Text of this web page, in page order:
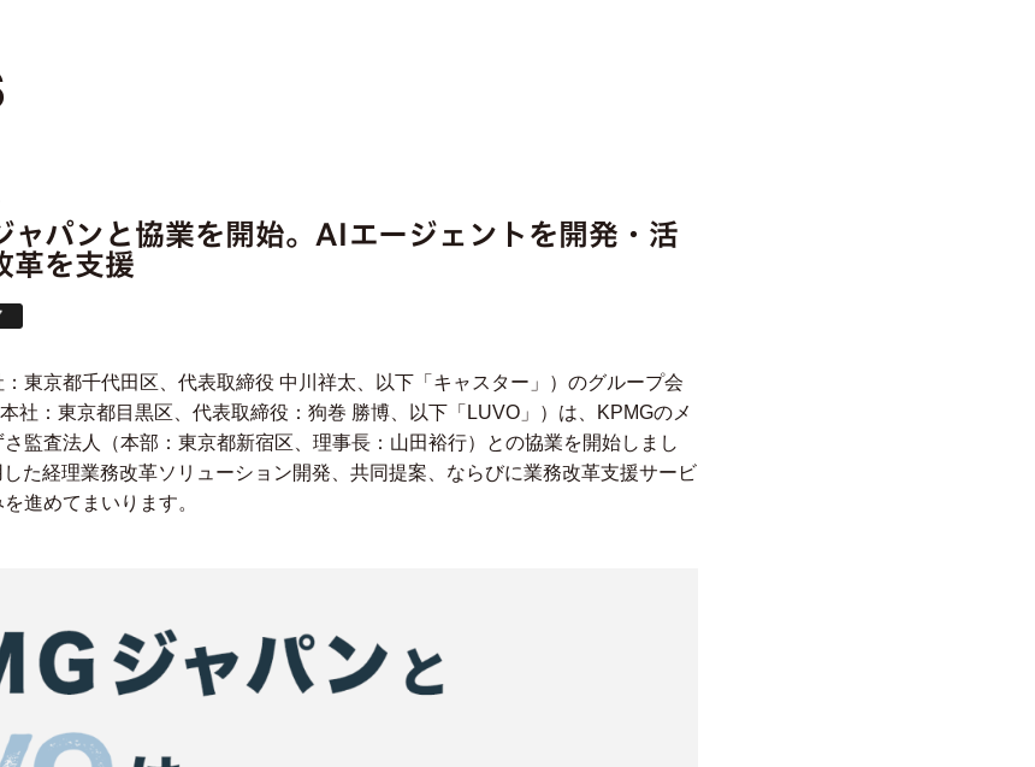
パンと協業を開始。AIエージェントを開発・活
革を支援
東京都千代田区、代表取締役 中川祥太、以下「キャスター」）のグループ会
社：東京都目黒区、代表取締役：狗巻 勝博、以下「LUVO」）は、KPMGのメ
監査法人（本部：東京都新宿区、理事長：山田裕行）との協業を開始しまし
た経理業務改革ソリューション開発、共同提案、ならびに業務改革支援サービ
進めてまいります。